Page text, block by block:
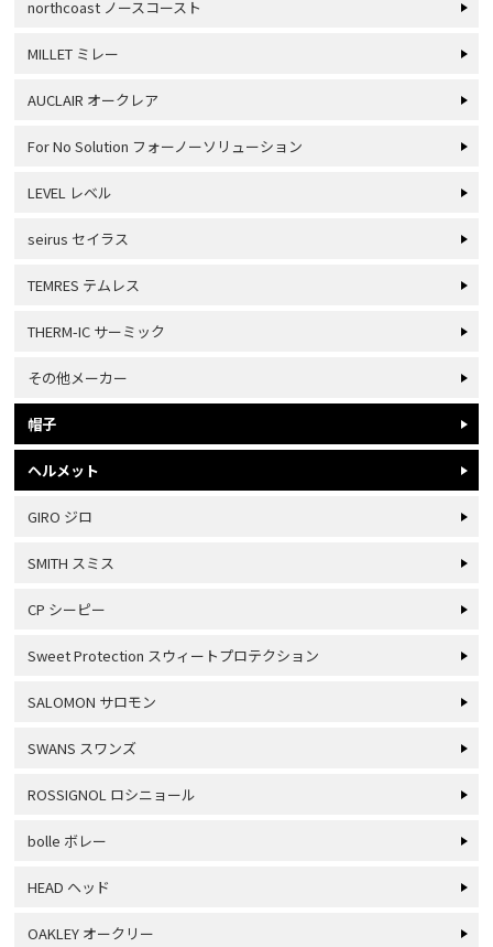
northcoast ノースコースト
MILLET ミレー
AUCLAIR オークレア
For No Solution フォーノーソリューション
LEVEL レベル
seirus セイラス
TEMRES テムレス
THERM-IC サーミック
その他メーカー
帽子
ヘルメット
GIRO ジロ
SMITH スミス
CP シーピー
Sweet Protection スウィートプロテクション
SALOMON サロモン
SWANS スワンズ
ROSSIGNOL ロシニョール
bolle ボレー
HEAD ヘッド
OAKLEY オークリー